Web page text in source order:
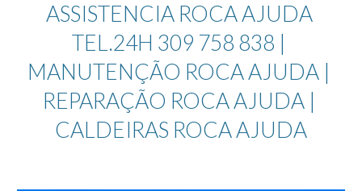
ASSISTENCIA ROCA AJUDA
TEL.24H 309 758 838 |
MANUTENÇÃO ROCA AJUDA |
REPARAÇÃO ROCA AJUDA |
CALDEIRAS ROCA AJUDA